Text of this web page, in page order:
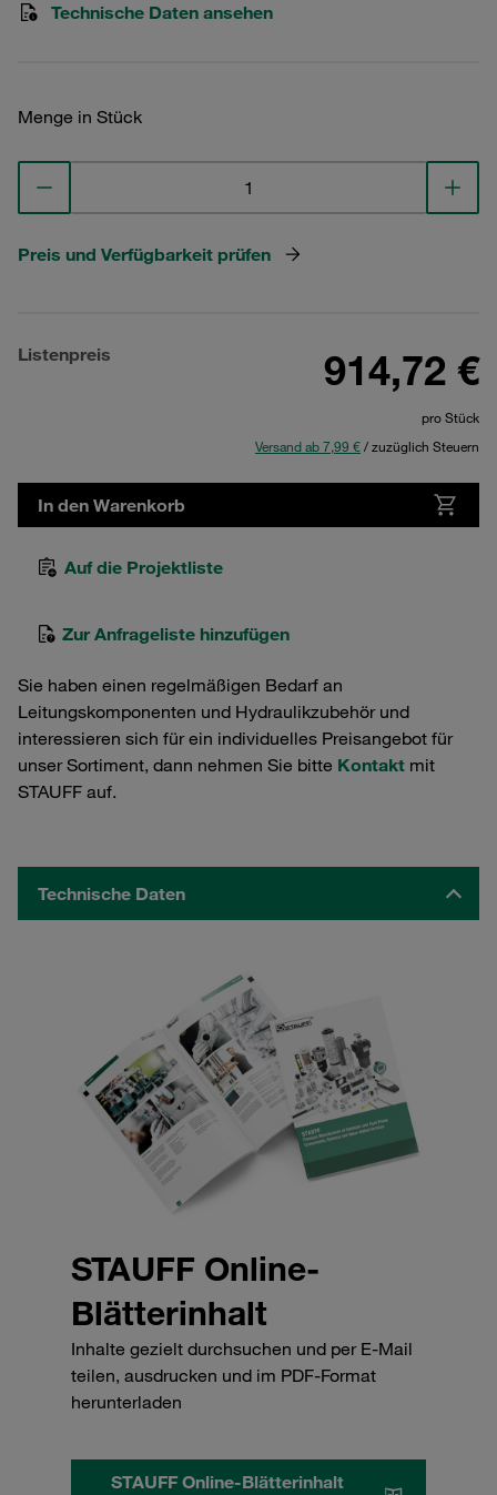
Technische Daten ansehen
Menge in Stück
Preis und Verfügbarkeit prüfen
Listenpreis 914,72 €
pro Stück
Versand ab 7,99 €/ zuzüglich Steuern
In den Warenkorb
Auf die Projektliste
Zur Anfrageliste hinzufügen
Sie haben einen regelmäßigen Bedarf an
Leitungskomponenten und Hydraulikzubehör und
interessieren sich für ein individuelles Preisangebot für
unser Sortiment, dann nehmen Sie bitte Kontakt mit
STAUFF auf.
Technische Daten
STAUFF Online-
Blätterinhalt
Inhalte gezielt durchsuchen und per E-Mail
teilen, ausdrucken und im PDF-Format
herunterladen
STAUFF Online-Blätterinhalt